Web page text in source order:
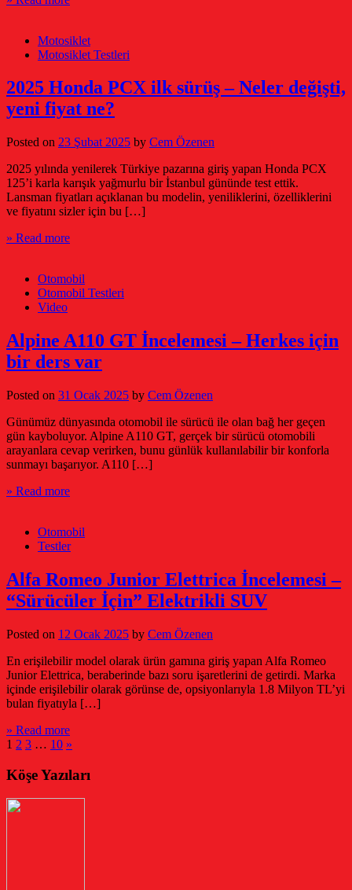
Motosiklet
Motosiklet Testleri
2025 Honda PCX ilk sürüş – Neler değişti,
yeni fiyat ne?
Posted on 23 Şubat 2025 by Cem Özenen
2025 yılında yenilerek Türkiye pazarına giriş yapan Honda PCX
125’i karla karışık yağmurlu bir İstanbul gününde test ettik.
Lansman fiyatları açıklanan bu modelin, yeniliklerini, özelliklerini
ve fiyatını sizler için bu […]
» Read more
Otomobil
Otomobil Testleri
Video
Alpine A110 GT İncelemesi – Herkes için
bir ders var
Posted on 31 Ocak 2025 by Cem Özenen
Günümüz dünyasında otomobil ile sürücü ile olan bağ her geçen
gün kayboluyor. Alpine A110 GT, gerçek bir sürücü otomobili
arayanlara cevap verirken, bunu günlük kullanılabilir bir konforla
sunmayı başarıyor. A110 […]
» Read more
Otomobil
Testler
Alfa Romeo Junior Elettrica İncelemesi –
“Sürücüler İçin” Elektrikli SUV
Posted on 12 Ocak 2025 by Cem Özenen
En erişilebilir model olarak ürün gamına giriş yapan Alfa Romeo
Junior Elettrica, beraberinde bazı soru işaretlerini de getirdi. Marka
içinde erişilebilir olarak görünse de, opsiyonlarıyla 1.8 Milyon TL’yi
bulan fiyatıyla […]
» Read more
1 2 3 … 10 »
Köşe Yazıları